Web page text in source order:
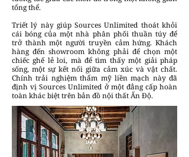
tổng thể.
Triết lý này giúp Sources Unlimited thoát khỏi
cái bóng của một nhà phân phối thuần túy để
trở thành một người truyền cảm hứng. Khách
hàng đến showroom không phải để chọn một
chiếc ghế lẻ loi, mà để tìm thấy một giải pháp
sống, một sự kết nối giữa cảm xúc và vật chất.
Chính trải nghiệm thẩm mỹ liền mạch này đã
định vị Sources Unlimited ở một đẳng cấp hoàn
toàn khác biệt trên bản đồ nội thất Ấn Độ.